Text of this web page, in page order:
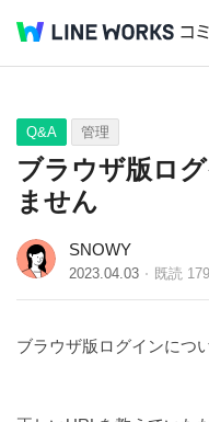
Q&A Tips
Q&A 管理
ブラウザ版ロ
ません
SNOWY
2023.04.03 既読
ブラウザ版ログインにつ